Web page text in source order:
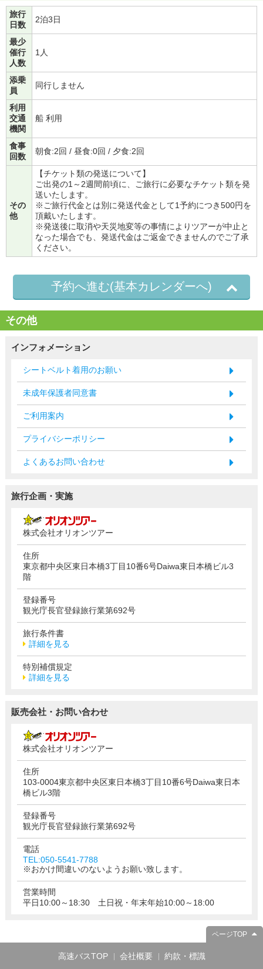
旅行
日数
2泊3日
最少
催行
人数
1人
添乗
員
同行しません
利用
交通
機関
船 利用
食事
回数
朝食:2回 / 昼食:0回 / 夕食:2回
その
他
【チケット類の発送について】
ご出発の1～2週間前頃に、ご旅行に必要なチケット類を発
送いたします。
※ご旅行代金とは別に発送代金として1予約につき500円を
頂戴いたします。
※発送後に取消や天災地変等の事情によりツアーが中止と
なった場合でも、発送代金はご返金できませんのでご了承
ください。
予約へ進む(基本カレンダーへ)
その他
インフォメーション
シートベルト着用のお願い
未成年保護者同意書
ご利用案内
プライバシーポリシー
よくあるお問い合わせ
旅行企画・実施
株式会社オリオンツアー
住所
東京都中央区東日本橋3丁目10番6号Daiwa東日本橋ビル3
階
登録番号
観光庁長官登録旅行業第692号
旅行条件書
詳細を見る
特別補償規定
詳細を見る
販売会社・お問い合わせ
株式会社オリオンツアー
住所
103-0004東京都中央区東日本橋3丁目10番6号Daiwa東日本
橋ビル3階
登録番号
観光庁長官登録旅行業第692号
電話
TEL:050-5541-7788
※おかけ間違いのないようお願い致します。
営業時間
平日10:00～18:30 土日祝・年末年始10:00～18:00
ページTOP
高速バスTOP 会社概要 約款・標識